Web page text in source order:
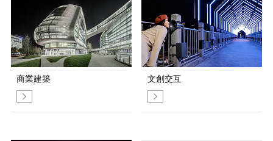
商業建築 文創交互